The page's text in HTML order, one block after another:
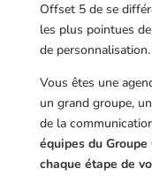
Offset 5 de se
les plus pointues
de personnalisation.
Vous êtes une
un grand groupe,
de la
équipes du
chaque étape de